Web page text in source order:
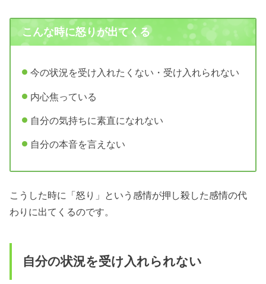
こんな時に怒りが出てくる
今の状況を受け入れたくない・受け入れられない
内心焦っている
自分の気持ちに素直になれない
自分の本音を言えない
こうした時に「怒り」という感情が押し殺した感情の代
わりに出てくるのです。
自分の状況を受け入れられない